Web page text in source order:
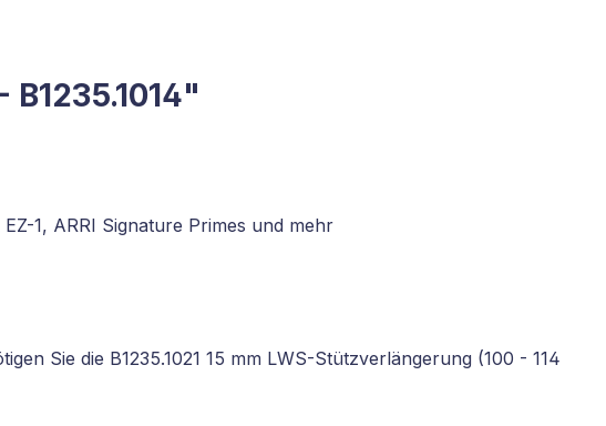
1, ARRI Signature Primes und mehr
Sie die B1235.1021 15 mm LWS-Stützverlängerung (100 - 114